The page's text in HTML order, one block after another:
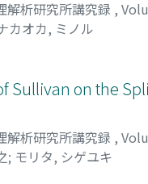
解析研究所講究録 ,
カオカ, ミノル
Sullivan on the
解析研究所講究録 ,
; モリタ, シゲユキ